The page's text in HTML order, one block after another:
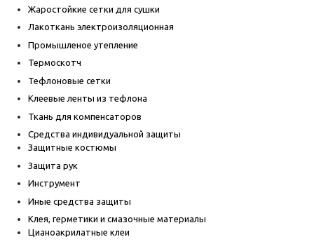
Жаростойкие сетки для сушки
Лакоткань электроизоляционная
Промышленое утепление
Термоскотч
Тефлоновые сетки
Клеевые ленты из тефлона
Ткань для компенсаторов
Средства индивидуальной защиты
Защитные костюмы
Защита рук
Инструмент
Иные средства защиты
Клея, герметики и смазочные материалы
Цианоакрилатные клеи